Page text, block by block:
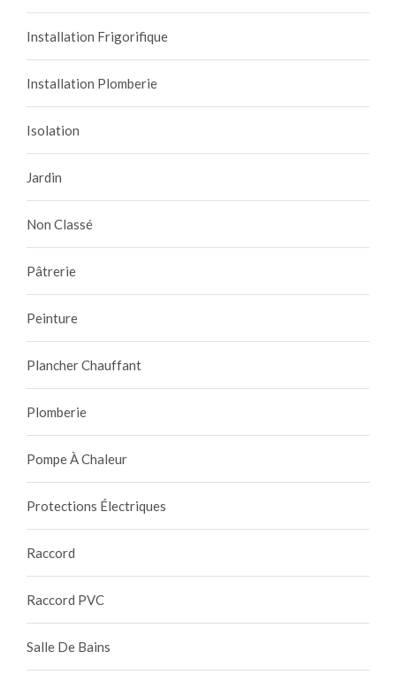
Installation Frigorifique
Installation Plomberie
Isolation
Jardin
Non Classé
Pâtrerie
Peinture
Plancher Chauffant
Plomberie
Pompe À Chaleur
Protections Électriques
Raccord
Raccord PVC
Salle De Bains